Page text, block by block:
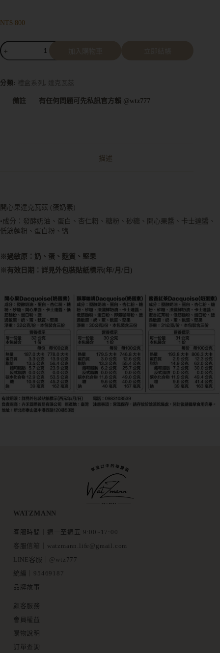
NT$ 800
t分類: 禮盒系列 , 達克瓦茲
備註 有任何問題可先私訊官方賴 @wtz777
描述
開心果達克瓦茲 (蛋奶素)
•成分：發酵奶油、蛋白、杏仁粉、糖粉、砂糖、開心果醬、卡士達醬、
低筋麵粉、蛋白粉、鹽
※過敏原：奶、蛋、麩質、堅果
※有效日期：詳見外包裝貼紙標示(年/月/日)
WATZMANN
客服時間｜週一至週五 9:00~17:00
客服信箱｜watzmann.life@gmail.com
LINE客服｜@wtz777
統編｜95469187
品牌故事
顧客服務
會員權益
購物說明
訂單查詢